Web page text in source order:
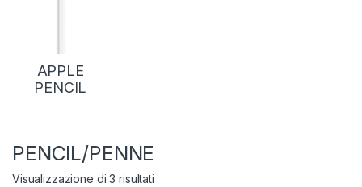
APPLE
PENCIL
PENCIL/PENNE
Visualizzazione di 3 risultati